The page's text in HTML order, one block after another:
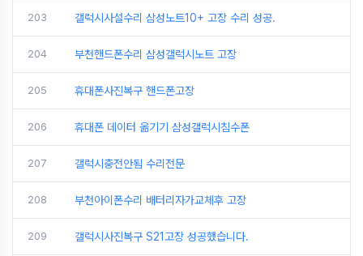
203 갤럭시사설수리 삼성노트10+ 고장 수리 성공.
204 부천핸드폰수리 삼성갤럭시노트 고장
205 휴대폰사진복구 핸드폰고장
206 휴대폰 데이터 옮기기 삼성갤럭시침수폰
207 갤럭시충전안됨 수리전문
208 부천아이폰수리 배터리자가교체후 고장
209 갤럭시사진복구 S21고장 성공했습니다.